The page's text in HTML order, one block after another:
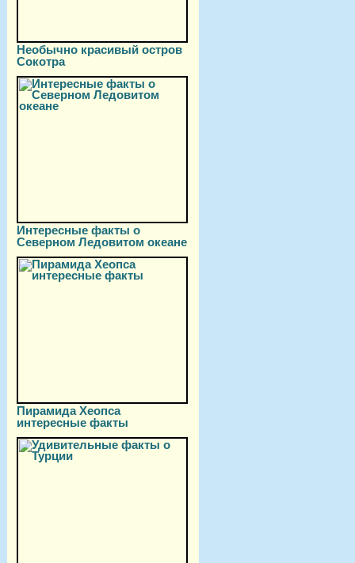
Необычно красивый остров
Сокотра
Интересные факты о
Северном Ледовитом океане
Пирамида Хеопса
интересные факты